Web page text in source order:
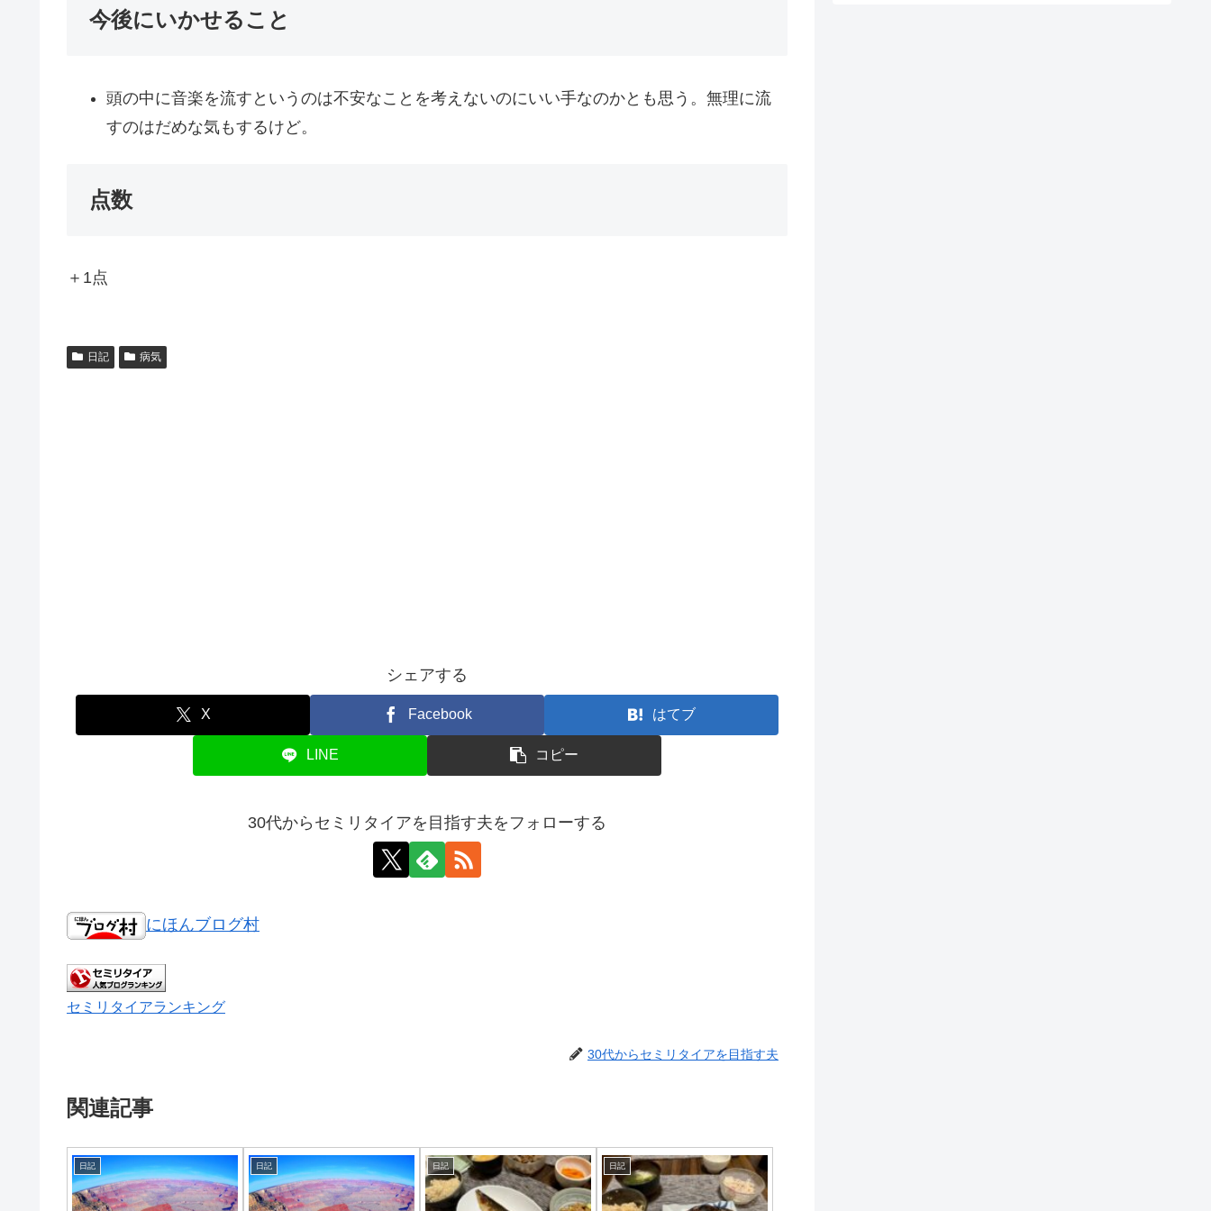
今後にいかせること
頭の中に音楽を流すというのは不安なことを考えないのにいい手なのかとも思う。無理に流
すのはだめな気もするけど。
点数
＋1点
日記 病気
シェアする
X Facebook はてブ
LINE コピー
30代からセミリタイアを目指す夫をフォローする
にほんブログ村
セミリタイアランキング
30代からセミリタイアを目指す夫
関連記事
日記 日記 日記 日記